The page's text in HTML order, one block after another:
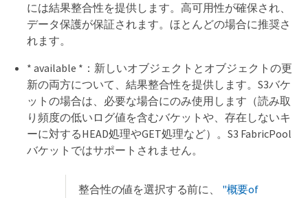
には結果整合性を提供します。高可用性が確保され、
データ保護が保証されます。ほとんどの場合に推奨さ
れます。
* available *：新しいオブジェクトとオブジェクトの更
新の両方について、結果整合性を提供します。S3バケ
ットの場合は、必要な場合にのみ使用します（読み取
り頻度の低いログ値を含むバケットや、存在しないキ
ーに対するHEAD処理やGET処理など）。S3 FabricPool
バケットではサポートされません。
整合性の値を選択する前に、 "概要of